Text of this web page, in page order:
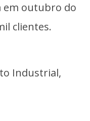
em outubro do
clientes.
Industrial,